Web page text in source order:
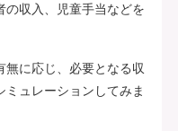
の収入、児童手当などを
無に応じ、必要となる収
ュレーションしてみま